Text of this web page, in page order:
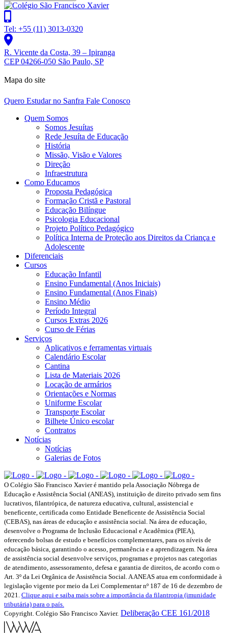
Tel: +55 (11) 3013-0320
R. Vicente da Costa, 39 – Ipiranga
CEP 04266-050 São Paulo, SP
Mapa do site
Quero Estudar no Sanfra Fale Conosco
Quem Somos
Somos Jesuítas
Rede Jesuíta de Educação
História
Missão, Visão e Valores
Direção
Infraestrutura
Como Educamos
Proposta Pedagógica
Formação Cristã e Pastoral
Educação Bilíngue
Psicologia Educacional
Projeto Político Pedagógico
Política Interna de Proteção aos Direitos da Criança e
Adolescente
Diferenciais
Cursos
Educação Infantil
Ensino Fundamental (Anos Iniciais)
Ensino Fundamental (Anos Finais)
Ensino Médio
Período Integral
Cursos Extras 2026
Curso de Férias
Serviços
Aplicativos e ferramentas virtuais
Calendário Escolar
Cantina
Lista de Materiais 2026
Locação de armários
Orientações e Normas
Uniforme Escolar
Transporte Escolar
Bilhete Único escolar
Contratos
Notícias
Notícias
Galerias de Fotos
O Colégio São Francisco Xavier é mantido pela Associação Nóbrega de
Educação e Assistência Social (ANEAS), instituição de direito privado sem fins
lucrativos, filantrópica, de natureza educativa, cultural, assistencial e
beneficente, certificada como Entidade Beneficente de Assistência Social
(CEBAS), nas áreas de educação e assistência social. Na área de educação,
desenvolve o Programa de Inclusão Educacional e Acadêmica (PIEA),
oferecendo bolsas de estudo e benefícios complementares, para os níveis de
educação básica, garantindo o acesso, permanência e a aprendizagem. Na área
de assistência social desenvolve serviços, programas e projetos nas categorias
de atendimento, assessoramento, defesa e garantia de direitos, de acordo com o
Art. 3º da Lei Orgânica de Assistência Social. A ANEAS atua em conformidade à
legislação vigente por meio da Lei Complementar nº 187 de 16 de dezembro de
2021. Clique aqui e saiba mais sobre a importância da filantropia (imunidade
tributária) para o país.
Copyright. Colégio São Francisco Xavier. Deliberação CEE 161/2018